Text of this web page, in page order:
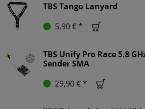
TBS Tango Lanyard
5,90 € *
TBS Unify Pro Race 5.8
Sender SMA
29,90 € *